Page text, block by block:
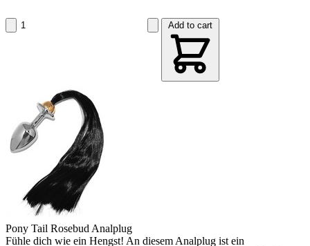
Add to cart
Pony Tail Rosebud Analplug
Fühle dich wie ein Hengst! An diesem Analplug ist ein